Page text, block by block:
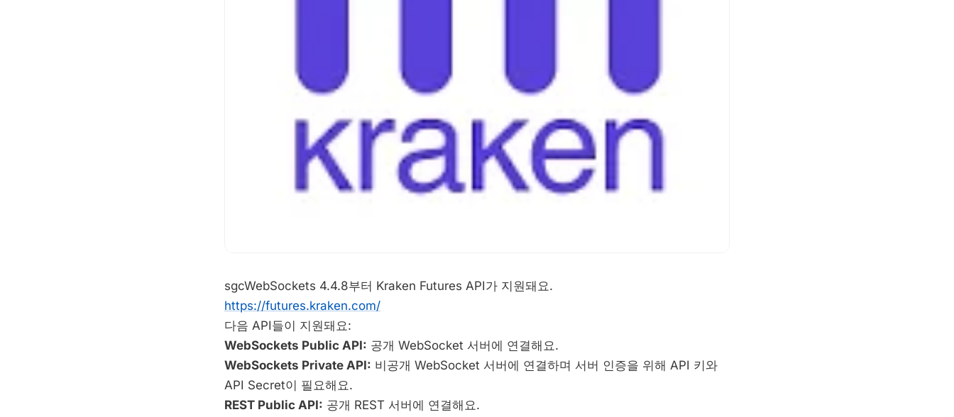
sgcWebSockets 4.4.8부터 Kraken Futures API가 지원돼요.
https://futures.kraken.com/
다음 API들이 지원돼요:
WebSockets Public API: 공개 WebSocket 서버에 연결해요.
WebSockets Private API: 비공개 WebSocket 서버에 연결하며 서버 인증을 위해 API 키와
API Secret이 필요해요.
REST Public API: 공개 REST 서버에 연결해요.